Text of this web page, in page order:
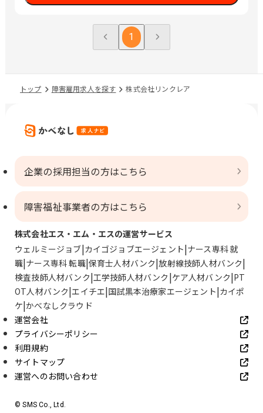
1
トップ 障害雇用求人を探す 株式会社リンクレア
企業の採用担当の方はこちら
障害福祉事業者の方はこちら
株式会社エス・エム・エスの運営サービス
ウェルミージョブ カイゴジョブエージェント ナース専科 就
職 ナース専科 転職 保育士人材バンク 放射線技師人材バンク
検査技師人材バンク 工学技師人材バンク ケア人材バンク PT
OT人材バンク エイチエ 国試黒本治療家エージェント カイポ
ケ かべなしクラウド
運営会社
プライバシーポリシー
利用規約
サイトマップ
運営へのお問い合わせ
© SMS Co., Ltd.